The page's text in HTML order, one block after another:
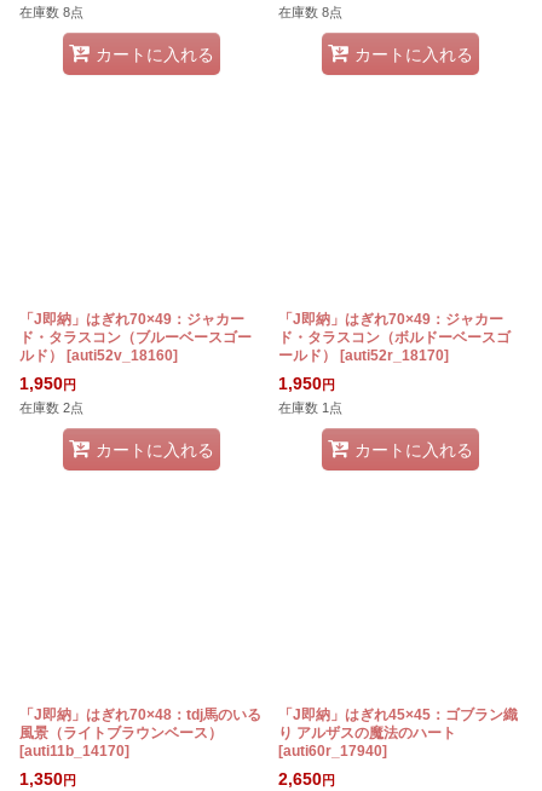
在庫数 8点
カートに入れる
在庫数 8点
カートに入れる
「J即納」はぎれ70×49：ジャカー
ド・タラスコン（ブルーベースゴー
ルド）
[auti52v_18160]
1,950円
在庫数 2点
カートに入れる
「J即納」はぎれ70×49：ジャカー
ド・タラスコン（ボルドーベースゴ
ールド）
[auti52r_18170]
1,950円
在庫数 1点
カートに入れる
「J即納」はぎれ70×48：tdj馬のいる
風景（ライトブラウンベース）
[auti11b_14170]
1,350円
「J即納」はぎれ45×45：ゴブラン織
り アルザスの魔法のハート
[auti60r_17940]
2,650円